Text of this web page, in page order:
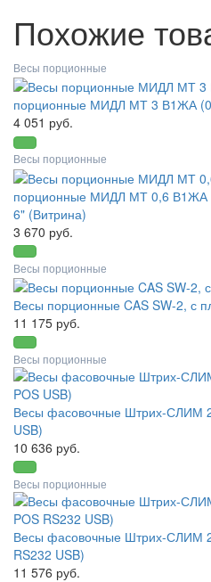
Похожие
Весы порционные
порционные МИДЛ МТ 3 В1ЖА
4 051 руб.
Весы порционные
порционные МИДЛ МТ 0,6 В1ЖА
6" (Витрина)
3 670 руб.
Весы порционные
Весы порционные CAS SW-2, с
11 175 руб.
Весы порционные
Весы фасовочные Штрих-СЛИМ
USB)
10 636 руб.
Весы порционные
Весы фасовочные Штрих-СЛИМ
RS232 USB)
11 576 руб.